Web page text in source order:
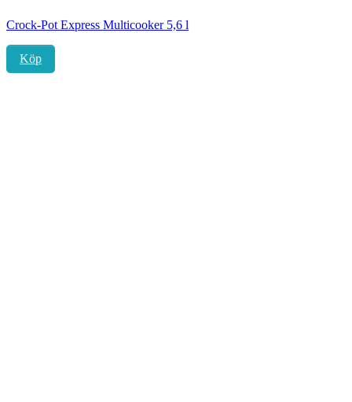
Crock-Pot Express Multicooker 5,6 l
Köp